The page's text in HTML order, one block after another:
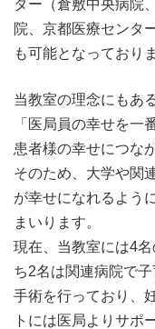
ター（倉敷中央病院
院、京都医療センタ
も可能となっており
当教室の理念にもあ
「医局員の幸せを一
患者様の幸せにつな
そのため、大学や関
が幸せになれるよう
まいります。
現在、当教室には4
ち2名は関連病院で
手術を行っており、
トには医局よりサポ